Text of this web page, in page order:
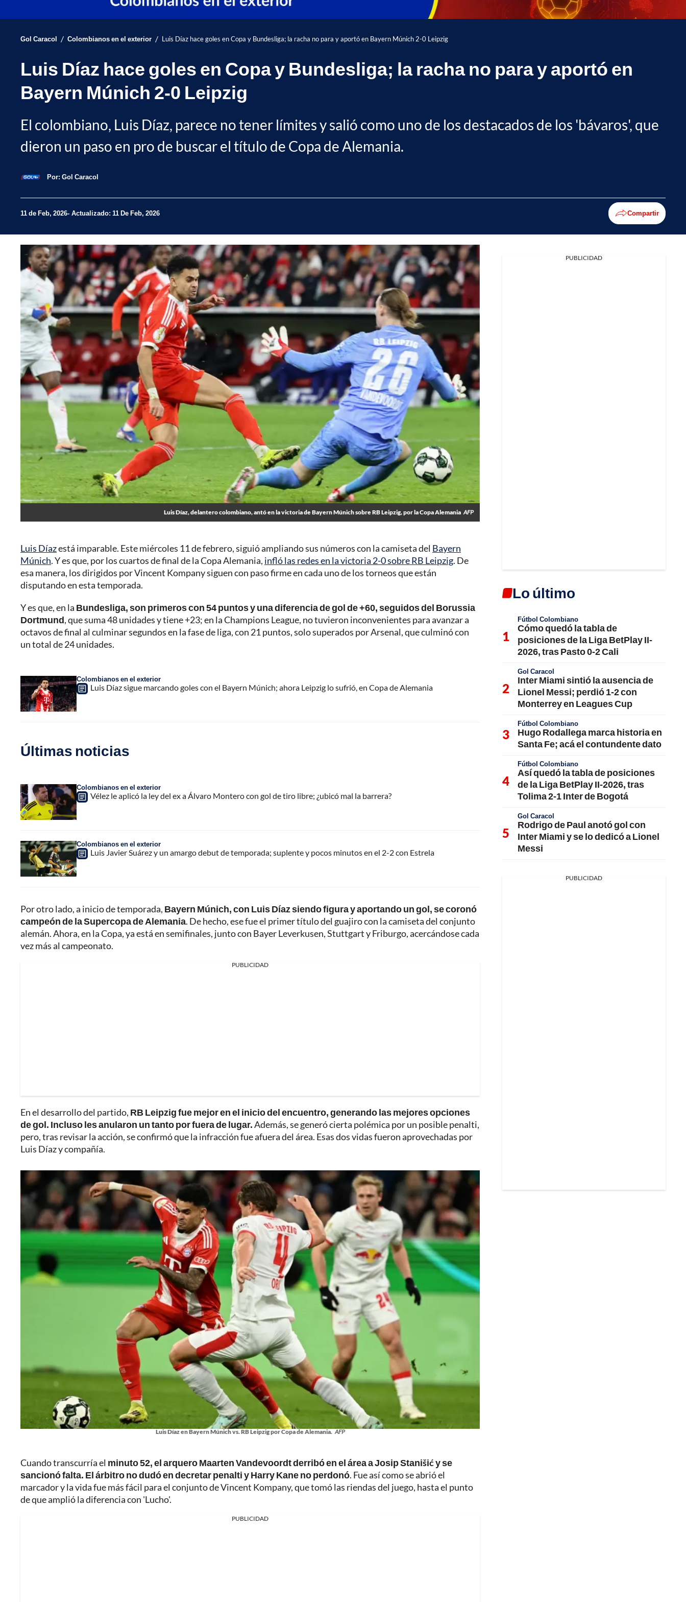
Gol Caracol / Colombianos en el exterior / Luis Díaz hace goles en Copa y Bundesliga; la racha no para y aportó en Bayern Múnich 2-0 Leipzig
Luis Díaz hace goles en Copa y Bundesliga; la racha no para y aportó en
Bayern Múnich 2-0 Leipzig
El colombiano, Luis Díaz, parece no tener límites y salió como uno de los destacados de los 'bávaros', que
dieron un paso en pro de buscar el título de Copa de Alemania.
Por: Gol Caracol
11 de Feb, 2026 Actualizado: 11 De Feb, 2026 Compartir
Luis Díaz, delantero colombiano, antó en la victoria de Bayern Múnich sobre RB Leipzig, por la Copa Alemania AFP
Luis Díazestá imparable. Este miércoles 11 de febrero, siguió ampliando sus números con la camiseta del Bayern
Múnich. Y es que, por los cuartos de final de la Copa Alemania, infló las redes en la victoria 2-0 sobre RB Leipzig. De
esa manera, los dirigidos por Vincent Kompany siguen con paso firme en cada uno de los torneos que están
disputando en esta temporada.
Y es que, en la Bundesliga, son primeros con 54 puntos y una diferencia de gol de +60, seguidos del Borussia
Dortmund, que suma 48 unidades y tiene +23; en la Champions League, no tuvieron inconvenientes para avanzar a
octavos de final al culminar segundos en la fase de liga, con 21 puntos, solo superados por Arsenal, que culminó con
un total de 24 unidades.
Colombianos en el exterior
Luis Díaz sigue marcando goles con el Bayern Múnich; ahora Leipzig lo sufrió, en Copa de Alemania
Últimas noticias
Colombianos en el exterior
Vélez le aplicó la ley del ex a Álvaro Montero con gol de tiro libre; ¿ubicó mal la barrera?
Colombianos en el exterior
Luis Javier Suárez y un amargo debut de temporada; suplente y pocos minutos en el 2-2 con Estrela
Por otro lado, a inicio de temporada, Bayern Múnich, con Luis Díaz siendo figura y aportando un gol, se coronó
campeón de la Supercopa de Alemania. De hecho, ese fue el primer título del guajiro con la camiseta del conjunto
alemán. Ahora, en la Copa, ya está en semifinales, junto con Bayer Leverkusen, Stuttgart y Friburgo, acercándose cada
vez más al campeonato.
PUBLICIDAD
En el desarrollo del partido, RB Leipzig fue mejor en el inicio del encuentro, generando las mejores opciones
de gol. Incluso les anularon un tanto por fuera de lugar.Además, se generó cierta polémica por un posible penalti,
pero, tras revisar la acción, se confirmó que la infracción fue afuera del área. Esas dos vidas fueron aprovechadas por
Luis Díaz y compañía.
Luis Díaz en Bayern Múnich vs. RB Leipzig por Copa de Alemania. AFP
Cuando transcurría el minuto 52, el arquero Maarten Vandevoordt derribó en el área a Josip Stanišić y se
sancionó falta. El árbitro no dudó en decretar penalti y Harry Kane no perdonó. Fue así como se abrió el
marcador y la vida fue más fácil para el conjunto de Vincent Kompany, que tomó las riendas del juego, hasta el punto
de que amplió la diferencia con 'Lucho'.
PUBLICIDAD
PUBLICIDAD
Lo último
Fútbol Colombiano
Cómo quedó la tabla de
posiciones de la Liga BetPlay II-
2026, tras Pasto 0-2 Cali
Gol Caracol
Inter Miami sintió la ausencia de
Lionel Messi; perdió 1-2 con
Monterrey en Leagues Cup
Fútbol Colombiano
Hugo Rodallega marca historia en
Santa Fe; acá el contundente dato
Fútbol Colombiano
Así quedó la tabla de posiciones
de la Liga BetPlay II-2026, tras
Tolima 2-1 Inter de Bogotá
Gol Caracol
Rodrigo de Paul anotó gol con
Inter Miami y se lo dedicó a Lionel
Messi
PUBLICIDAD